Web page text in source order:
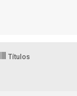
Títulos